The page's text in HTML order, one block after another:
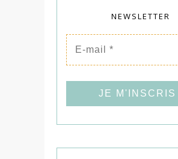
NEWSLETTER
E-
mail
*